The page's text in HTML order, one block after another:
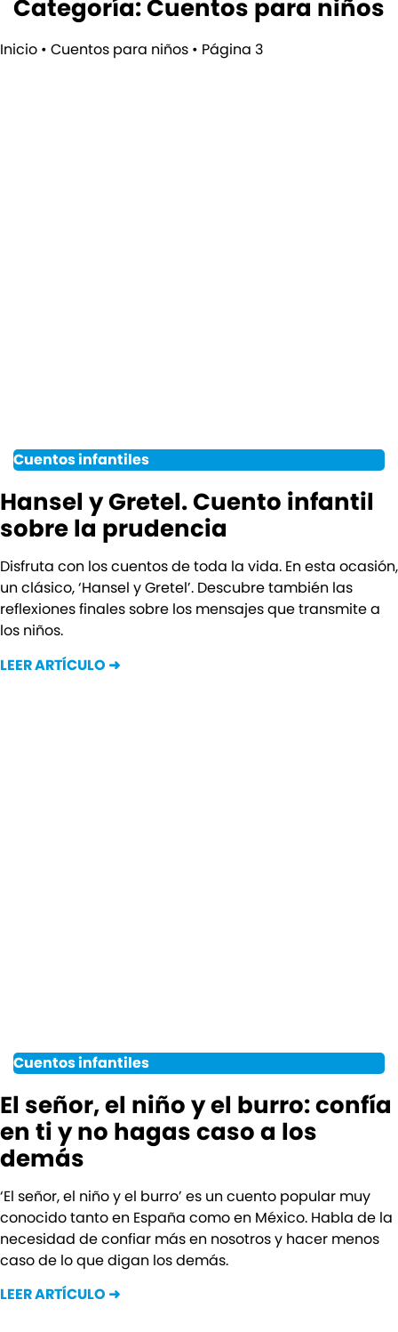
Categoría: Cuentos para niños
Inicio • Cuentos para niños • Página 3
Cuentos infantiles
Hansel y Gretel. Cuento infantil
sobre la prudencia
Disfruta con los cuentos de toda la vida. En esta ocasión,
un clásico, ‘Hansel y Gretel’. Descubre también las
reflexiones finales sobre los mensajes que transmite a
los niños.
LEER ARTÍCULO ➜
Cuentos infantiles
El señor, el niño y el burro: confía
en ti y no hagas caso a los
demás
‘El señor, el niño y el burro’ es un cuento popular muy
conocido tanto en España como en México. Habla de la
necesidad de confiar más en nosotros y hacer menos
caso de lo que digan los demás.
LEER ARTÍCULO ➜